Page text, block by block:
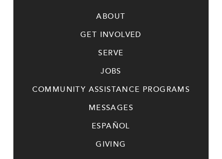
ABOUT
GET INVOLVED
SERVE
JOBS
COMMUNITY ASSISTANCE PROGRAMS
MESSAGES
ESPAÑOL
GIVING